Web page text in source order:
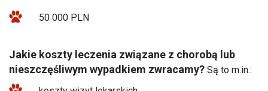
50 000 PLN
Jakie koszty leczenia związane z chorobą lub
nieszczęśliwym wypadkiem zwracamy? Są to m.in.: